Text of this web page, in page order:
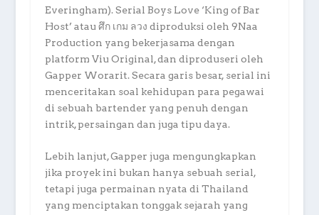
Everingham). Serial Boys Love ‘King of Bar
Host’ atau ศึก เกม ลวง diproduksi oleh 9Naa
Production yang bekerjasama dengan
platform Viu Original, dan diproduseri oleh
Gapper Worarit. Secara garis besar, serial ini
menceritakan soal kehidupan para pegawai
di sebuah bartender yang penuh dengan
intrik, persaingan dan juga tipu daya.
Lebih lanjut, Gapper juga mengungkapkan
jika proyek ini bukan hanya sebuah serial,
tetapi juga permainan nyata di Thailand
yang menciptakan tonggak sejarah yang